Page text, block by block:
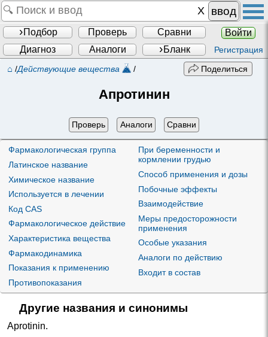
ввод
Подбор Проверь Сравни
Войти
Диагноз
Аналоги Бланк Регистрация
⌂ /Действующие вещества / Поделиться
Апротинин
Проверь Аналоги Сравни
Фармакологическая группа
Латинское название
Химическое название
Используется в лечении
Код CAS
Фармакологическое действие
Характеристика вещества
Фармакодинамика
Показания к применению
Противопоказания
При беременности и
кормлении грудью
Способ применения и дозы
Побочные эффекты
Взаимодействие
Меры предосторожности
применения
Особые указания
Аналоги по действию
Входит в состав
Другие названия и синонимы
Aprotinin.